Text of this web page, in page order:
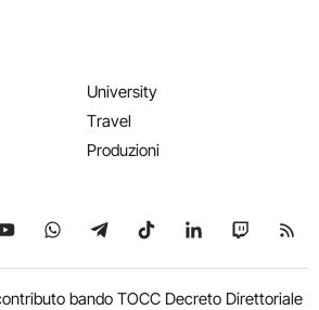
University
Travel
Produzioni
su X su YouTube
Seguici su WhatsApp
Seguici su Telegram
Seguici su TikTok
Seguici su
Seguici
bando TOCC Decreto Direttoriale